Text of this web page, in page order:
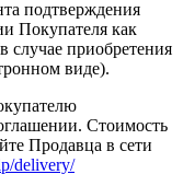
подтверждения
Покупателя как
случае приобретения
виде).
Стоимость
Продавца в сети
delivery/